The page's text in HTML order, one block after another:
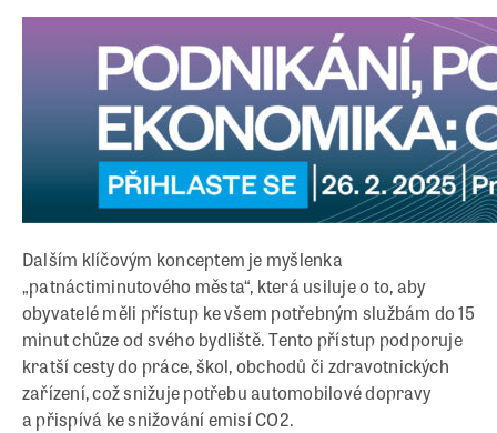
Dalším klíčovým konceptem je myšlenka
„patnáctiminutového města“, která usiluje o to, aby
obyvatelé měli přístup ke všem potřebným službám do 15
minut chůze od svého bydliště. Tento přístup podporuje
kratší cesty do práce, škol, obchodů či zdravotnických
zařízení, což snižuje potřebu automobilové dopravy
a přispívá ke snižování emisí CO2.